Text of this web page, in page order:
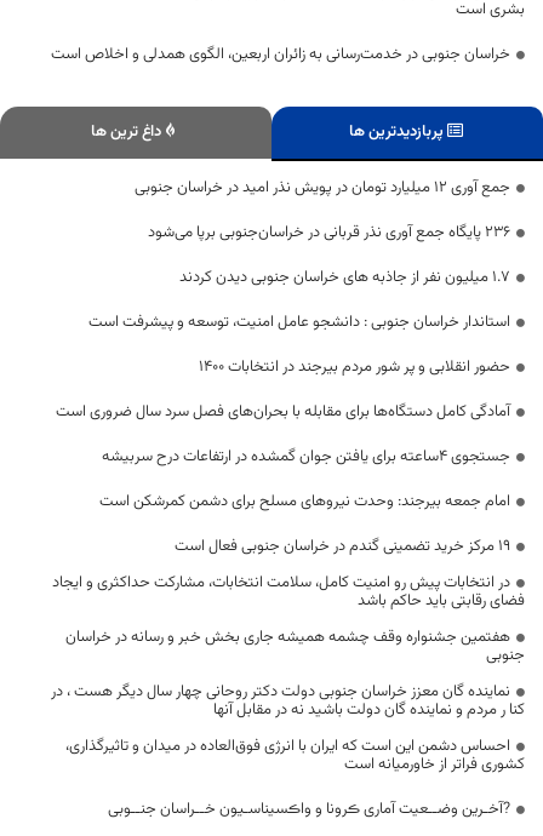
بشری است
خراسان جنوبی در خدمت‌رسانی به زائران اربعین، الگوی همدلی و اخلاص است
پربازدیدترین ها داغ ترین ها
جمع آوری ۱۲ میلیارد تومان در پویش نذر امید در خراسان جنوبی
۲۳۶ پایگاه جمع آوری نذر قربانی در خراسان‌جنوبی برپا می‌شود
1.7 میلیون نفر از جاذبه های خراسان جنوبی دیدن کردند
استاندار خراسان جنوبی : دانشجو عامل امنیت، توسعه و پیشرفت است
حضور انقلابی و پر شور مردم بیرجند در انتخابات 1400
آمادگی کامل دستگاه‌ها برای مقابله با بحران‌های فصل سرد سال ضروری است
جستجوی ۴ساعته برای یافتن جوان گمشده در ارتفاعات درح سربیشه
امام جمعه بیرجند: وحدت نیروهای مسلح برای دشمن کمرشکن است
19 مرکز خرید تضمینی گندم در خراسان جنوبی فعال است
در انتخابات پیش رو امنیت کامل، سلامت انتخابات، مشارکت حداکثری و ایجاد
فضای رقابتی باید حاکم باشد
هفتمین جشنواره وقف چشمه همیشه جاری بخش خبر و رسانه در خراسان
جنوبی
نماینده گان معزز خراسان جنوبی دولت دکتر روحانی چهار سال دیگر هست ، در
کنا ر مردم و نماینده گان دولت باشید نه در مقابل آنها
احساس دشمن این است که ایران با انرژی فوق‌العاده در میدان و تاثیرگذاری،
کشوری فراتر از خاورمیانه است
?آخـرین وضــعیت آماری ڪرونا و واڪسیناسـیون خــراسان جنــوبی